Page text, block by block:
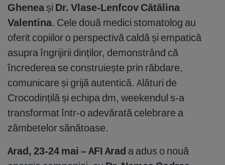
Ghenea și Dr. Vlase-Lenfcov Cătălina
Valentina. Cele două medici stomatolog au
oferit copiilor o perspectivă caldă și empatică
asupra îngrijirii dinților, demonstrând că
încrederea se construiește prin răbdare,
comunicare și grijă autentică. Alături de
Crocodințilă și echipa dm, weekendul s-a
transformat într-o adevărată celebrare a
zâmbetelor sănătoase.
Arad, 23-24 mai – AFI Arad a adus o nouă